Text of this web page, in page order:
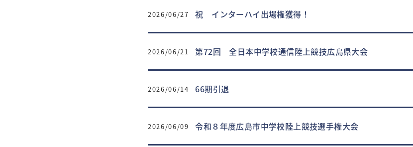
2026/06/27 祝 インターハイ出場権獲得！
2026/06/21 第72回 全日本中学校通信陸上競技広島県大会
2026/06/14 66期引退
2026/06/09 令和８年度広島市中学校陸上競技選手権大会